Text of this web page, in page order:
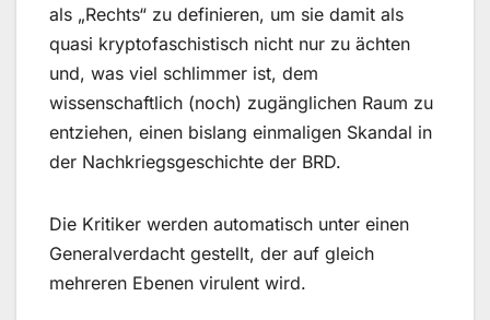
als „Rechts“ zu definieren, um sie damit als
quasi kryptofaschistisch nicht nur zu ächten
und, was viel schlimmer ist, dem
wissenschaftlich (noch) zugänglichen Raum zu
entziehen, einen bislang einmaligen Skandal in
der Nachkriegsgeschichte der BRD.
Die Kritiker werden automatisch unter einen
Generalverdacht gestellt, der auf gleich
mehreren Ebenen virulent wird.